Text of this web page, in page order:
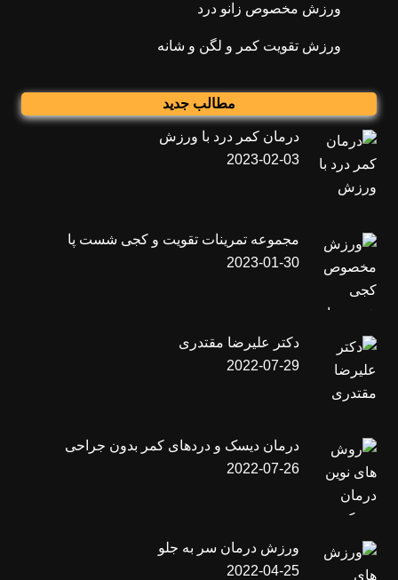
ورزش مخصوص زانو درد
ورزش تقویت کمر و لگن و شانه
مطالب جدید
درمان کمر درد با ورزش
2023-02-03
مجموعه تمرینات تقویت و کجی شست پا
2023-01-30
دکتر علیرضا مقتدری
2022-07-29
درمان دیسک و دردهای کمر بدون جراحی
2022-07-26
ورزش درمان سر به جلو
2022-04-25